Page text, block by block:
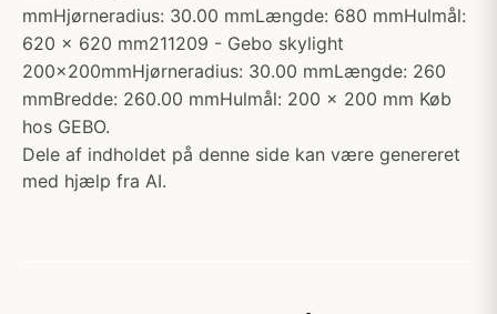
mmHjørneradius: 30.00 mmLængde: 680 mmHulmål:
620 x 620 mm211209 - Gebo skylight
200x200mmHjørneradius: 30.00 mmLængde: 260
mmBredde: 260.00 mmHulmål: 200 x 200 mm Køb
hos GEBO.
Dele af indholdet på denne side kan være genereret
med hjælp fra AI.